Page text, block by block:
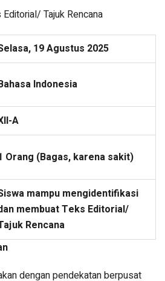
Tajuk Rencana
19 Agustus 2025
Indonesia
A
Orang (Bagas, karena sakit)
mampu mengidentifikasi
membuat Teks Editorial/
Rencana
dengan pendekatan berpusat